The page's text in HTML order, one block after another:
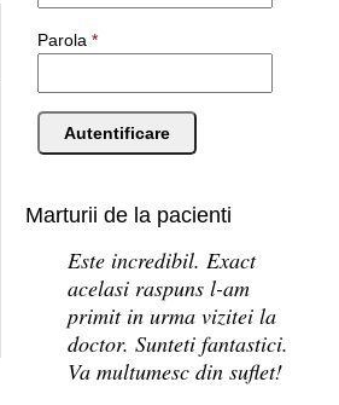
Parola *
Marturii de la pacienti
Este incredibil. Exact
acelasi raspuns l-am
primit in urma vizitei la
doctor. Sunteti fantastici.
Va multumesc din suflet!